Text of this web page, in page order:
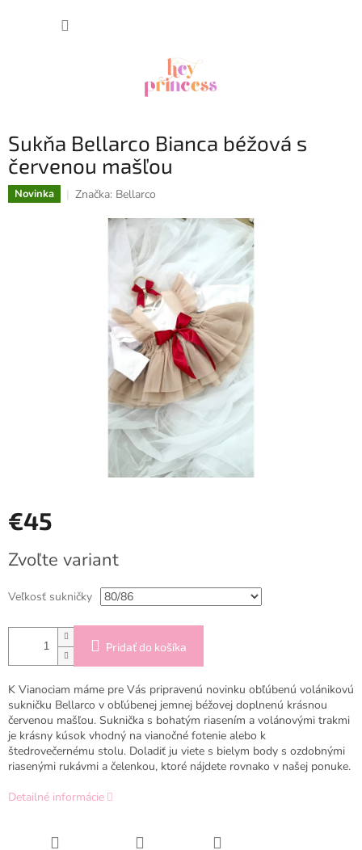
Sukňa Bellarco Bianca béžová s
červenou mašľou
Novinka Značka: Bellarco
€45
cena:
Zvoľte variant
Veľkosť sukničky
Pridať do košíka
K Vianociam máme pre Vás pripravenú novinku obľúbenú volánikovú
sukničku Bellarco v obľúbenej jemnej béžovej doplnenú krásnou
červenou mašľou. Suknička s bohatým riasením a volánovými trakmi
je krásny kúsok vhodný na vianočné fotenie alebo k
štedrovečernému stolu. Doladiť ju viete s bielym body s ozdobnými
riasenými rukávmi a čelenkou, ktoré nájdete rovnako v našej ponuke.
Detailné informácie